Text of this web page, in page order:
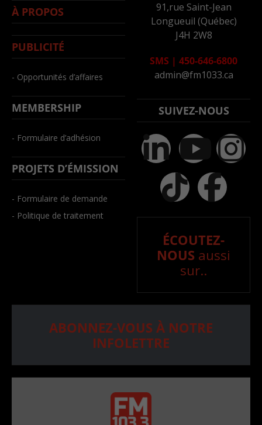
À PROPOS
PUBLICITÉ
- Opportunités d’affaires
MEMBERSHIP
- Formulaire d’adhésion
PROJETS D’ÉMISSION
- Formulaire de demande
- Politique de traitement
91,rue Saint-Jean
Longueuil (Québec)
J4H 2W8
SMS | 450-646-6800
admin@fm1033.ca
SUIVEZ-NOUS
ÉCOUTEZ-
NOUS aussi
sur..
ABONNEZ-VOUS À NOTRE
INFOLETTRE